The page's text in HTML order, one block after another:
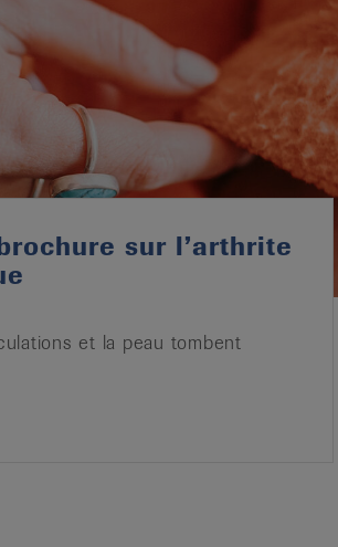
sur l’arthrite
et la peau tombent